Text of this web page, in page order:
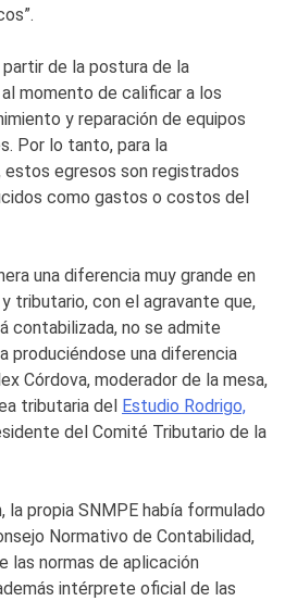
de la postura de la
momento de calificar a los
y reparación de equipos
Por lo tanto, para la
estos egresos son registrados
como gastos o costos del
una diferencia muy grande en
tributario, con el agravante que,
contabilizada, no se admite
produciéndose una diferencia
Córdova, moderador de la mesa,
tributaria del Estudio Rodrigo,
del Comité Tributario de la
la propia SNMPE había formulado
Normativo de Contabilidad,
las normas de aplicación
intérprete oficial de las